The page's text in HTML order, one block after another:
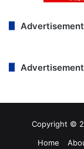
Advertisement
Advertisement
Copyright ©
Home